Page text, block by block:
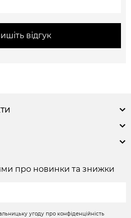
відгук
про новинки та знижки
угоду про конфіденційність